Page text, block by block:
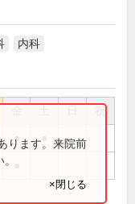
内科
祝
●
ります。来院前
×閉じる